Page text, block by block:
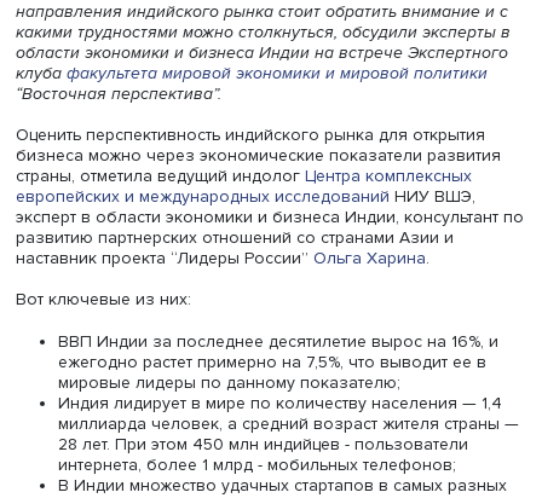
Индия за последние десятилетия совершила настоящий
экономический прорыв, определив вектор развития
Азии. Открытие бизнеса в этой стране для
из России — уникальная возможность развивать
одной из самых динамичных экономик мира. На какие
направления индийского рынка стоит обратить
какими трудностями можно столкнуться, обсудили
области экономики и бизнеса Индии на встрече
клуба факультета мировой экономики и мировой
“Восточная перспектива”.
Оценить перспективность индийского рынка для
бизнеса можно через экономические показатели
европейских и международных исследований НИУ
эксперт в области экономики и бизнеса Индии,
развитию партнерских отношений со странами Азии и
наставник проекта “Лидеры России”Ольга Харина.
Вот ключевые из них: